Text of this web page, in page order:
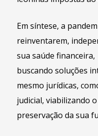
Em síntese, a
reinventarem,
sua saúde financeira,
buscando soluções
mesmo jurídicas,
judicial, viabilizando
preservação da sua